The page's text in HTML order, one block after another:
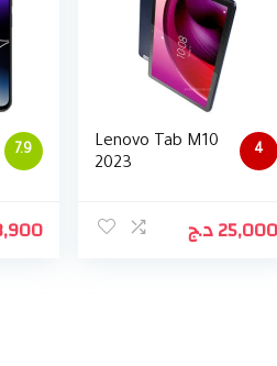
7.9 4
Lenovo Tab M10
2023
25,000د.ج